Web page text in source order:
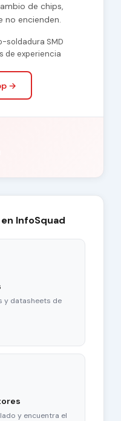
de chips,
no encienden.
soldadura SMD
de experiencia
→
InfoSquad
y datasheets de
y encuentra el